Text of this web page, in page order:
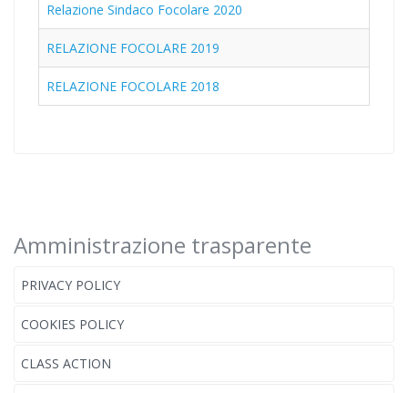
Relazione Sindaco Focolare 2020
RELAZIONE FOCOLARE 2019
RELAZIONE FOCOLARE 2018
Amministrazione trasparente
PRIVACY POLICY
COOKIES POLICY
CLASS ACTION